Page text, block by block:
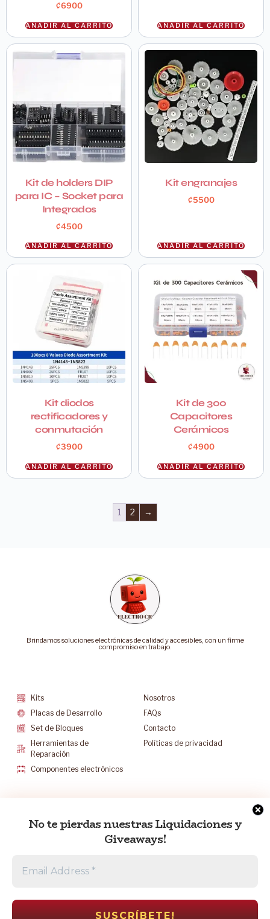
₡6900
AÑADIR AL CARRITO AÑADIR AL CARRITO
Kit de holders DIP
para IC – Socket para
Integrados
₡4500
AÑADIR AL CARRITO
Kit engranajes
₡5500
AÑADIR AL CARRITO
Kit diodos
rectificadores y
conmutación
₡3900
AÑADIR AL CARRITO
Kit de 300
Capacitores
Cerámicos
₡4900
AÑADIR AL CARRITO
1 2 →
Brindamos soluciones electrónicas de calidad y accesibles, con un firme
compromiso en trabajo.
Kits
Placas de Desarrollo
Set de Bloques
Herramientas de
Reparación
Componentes electrónicos
Nosotros
FAQs
Contacto
Políticas de privacidad
info@electrocr.tech
S 8:30 a.m. a 12:00 p.m.
No te pierdas nuestras Liquidaciones y
Giveaways!